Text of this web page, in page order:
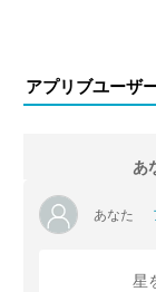
アプリブユーザ
あ
あなた
星